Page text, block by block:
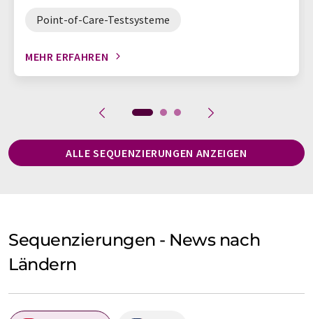
Point-of-Care-Testsysteme
MEHR ERFAHREN
ALLE SEQUENZIERUNGEN ANZEIGEN
Sequenzierungen - News nach
Ländern